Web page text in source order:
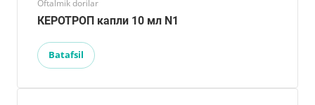
Oftalmik dorilar
КЕРОТРОП капли 10 мл N1
Batafsil